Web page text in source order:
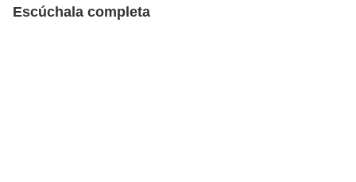
Escúchala completa